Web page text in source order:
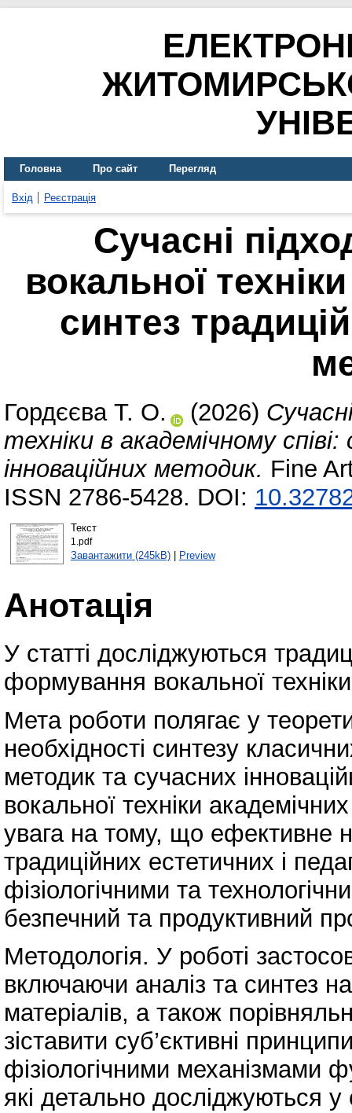
Головна Про сайт Перегляд
Вхід Реєстрація
Сучасні
вокальної
синтез
Гордєєва Т. О. (2026)
техніки в академічному
інноваційних методик. Fine
ISSN 2786-5428. DOI:
Текст
1.pdf
Завантажити (245kB)| Preview
Анотація
У статті досліджуються
формування вокальної
Мета роботи полягає у
необхідності синтезу
методик та сучасних
вокальної техніки
увага на тому, що ефективне
традиційних естетичних і
фізіологічними та
безпечний та продуктивний
Методологія. У роботі
включаючи аналіз та синтез
матеріалів, а також
зіставити суб’єктивні
фізіологічними механізмами
які детально досліджуються у